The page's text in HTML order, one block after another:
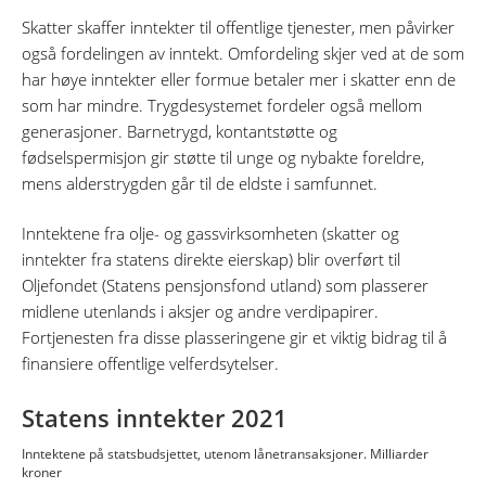
Skatter skaffer inntekter til offentlige tjenester, men påvirker
også fordelingen av inntekt. Omfordeling skjer ved at de som
har høye inntekter eller formue betaler mer i skatter enn de
som har mindre. Trygdesystemet fordeler også mellom
generasjoner. Barnetrygd, kontantstøtte og
fødselspermisjon gir støtte til unge og nybakte foreldre,
mens alderstrygden går til de eldste i samfunnet.
Inntektene fra olje- og gassvirksomheten (skatter og
inntekter fra statens direkte eierskap) blir overført til
Oljefondet (Statens pensjonsfond utland) som plasserer
midlene utenlands i aksjer og andre verdipapirer.
Fortjenesten fra disse plasseringene gir et viktig bidrag til å
finansiere offentlige velferdsytelser.